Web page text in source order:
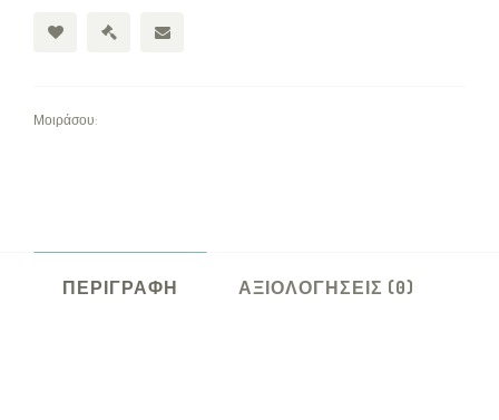
Μοιράσου:
ΠΕΡΙΓΡΑΦΉ ΑΞΙΟΛΟΓΉΣΕΙΣ (0)